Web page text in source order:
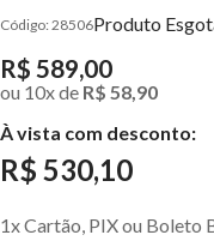
28506Produto
R$ 589,00
ou 10xde R$ 58,90
À vista com desconto:
R$ 530,10
1x Cartão, PIX ou Boleto